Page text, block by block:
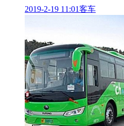
2019-2-19 11:01客车